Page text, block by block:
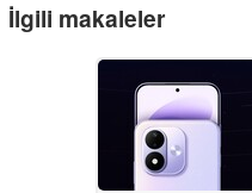
İlgili makaleler